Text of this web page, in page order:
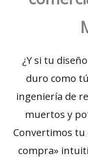
¿Y si tu
duro como
ingeniería de
muertos y
Convertimos tu
compra»